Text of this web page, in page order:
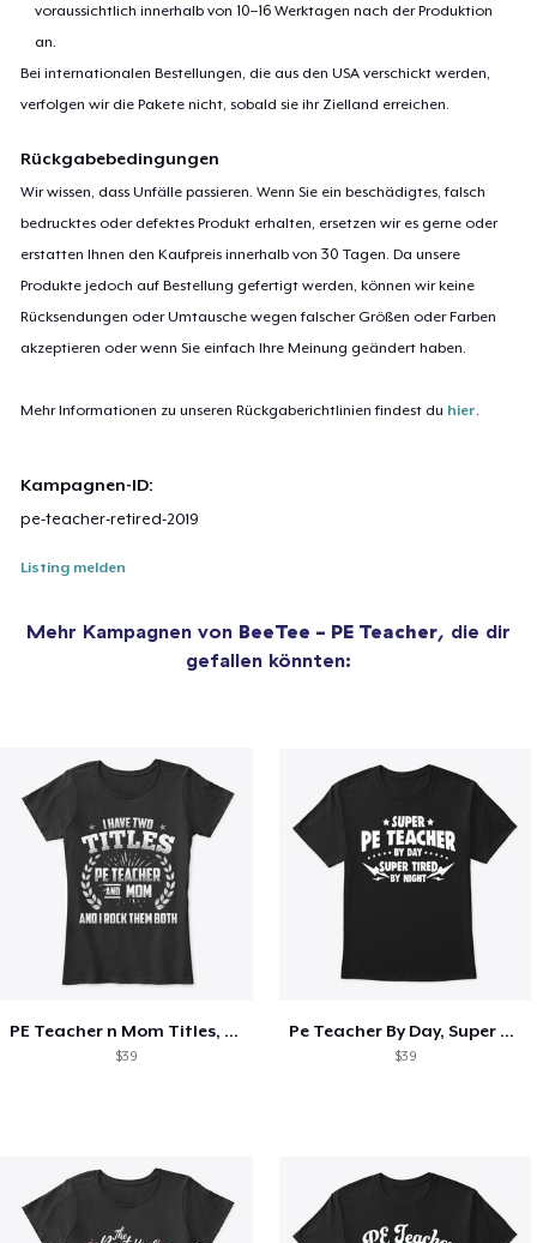
voraussichtlich innerhalb von 10–16 Werktagen nach der Produktion
an.
Bei internationalen Bestellungen, die aus den USA verschickt werden,
verfolgen wir die Pakete nicht, sobald sie ihr Zielland erreichen.
Rückgabebedingungen
Wir wissen, dass Unfälle passieren. Wenn Sie ein beschädigtes, falsch
bedrucktes oder defektes Produkt erhalten, ersetzen wir es gerne oder
erstatten Ihnen den Kaufpreis innerhalb von 30 Tagen. Da unsere
Produkte jedoch auf Bestellung gefertigt werden, können wir keine
Rücksendungen oder Umtausche wegen falscher Größen oder Farben
akzeptieren oder wenn Sie einfach Ihre Meinung geändert haben.
Mehr Informationen zu unseren Rückgaberichtlinien findest du hier
Kampagnen-ID:
pe-teacher-retired-2019
Listing melden
Mehr Kampagnen von BeeTee - PE Teacher, die dir
gefallen könnten:
PE Teacher n Mom Titles, Rock Them Both
$39
Pe Teacher By Day, Super Tired By Night
$39